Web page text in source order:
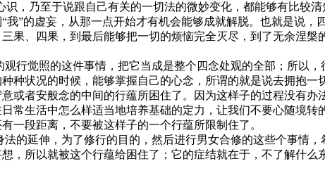
，乃至于说跟自己有关的一切法的微妙变化，都能够有比较清
”的虚妄，从那一点开始才有机会能够成就解脱。也就是说，
果、四果，到最后能够把一切的烦恼完全灭尽，到了无余涅槃
觉照的这件事情，把它当成是整个四念处观的全部；所以，
种状况的时候，能够掌握自己的心念，所谓的就是说去拥抱一
或者安般念的中间的行蕴所困住了。因为这样子的过程没有办
生活中怎么样适当地培养基础的定力，让我们不要心随境转
一段距离，不要被这样子的一个行蕴所限制住了。
延伸，为了修行的目的，然后进行男女合修的这些个事情，
所以就被这个行蕴给困住了；它的症结就在于，不了解什么